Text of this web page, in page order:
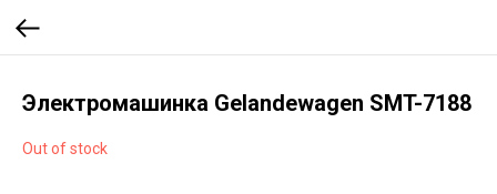
Электромашинка Gelandewagen SMT-7188
Out of stock